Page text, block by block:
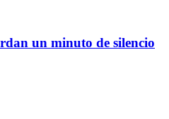
un minuto de silencio